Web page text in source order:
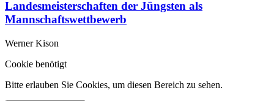
Landesmeisterschaften der Jüngsten als
Mannschaftswettbewerb
Werner Kison
Cookie benötigt
Bitte erlauben Sie Cookies, um diesen Bereich zu sehen.